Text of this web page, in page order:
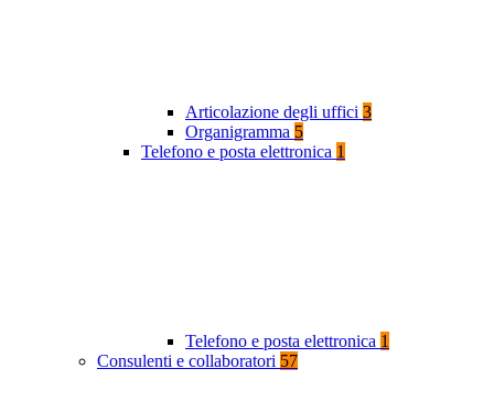
Articolazione degli uffici 3
Organigramma 5
Telefono e posta elettronica 1
Telefono e posta elettronica 1
Consulenti e collaboratori 57